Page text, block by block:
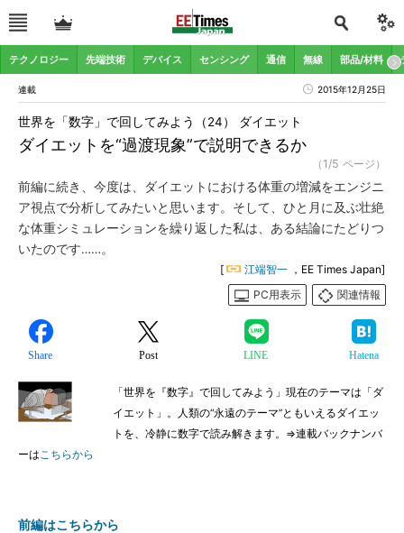
テクノロジー 先端技術 デバイス センシング 通信 無線 部品/材料
連載 2015年12月25日
ダイエットを“過渡現象”で説明できるか
世界を「数字」で回してみよう（24） ダイエット
（1/5 ページ）
前編に続き、今度は、ダイエットにおける体重の増減をエンジニ
ア視点で分析してみたいと思います。そして、ひと月に及ぶ壮絶
な体重シミュレーションを繰り返した私は、ある結論にたどりつ
いたのです……。
[ 江端智一 ，EE Times Japan]
PC用表示
関連情報
Share Post LINE Hatena
「世界を『数字』で回してみよう」現在のテーマは「ダ
イエット」。人類の“永遠のテーマ”ともいえるダイエッ
トを、冷静に数字で読み解きます。⇒連載バックナンバ
ーはこちらから
前編はこちらから